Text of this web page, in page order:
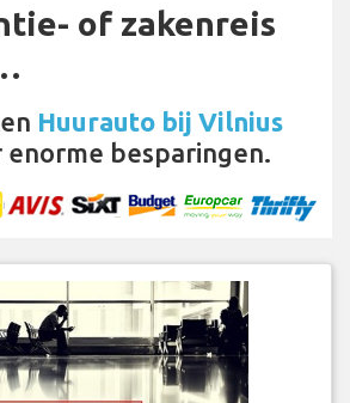
of zakenreis
Huurauto bij Vilnius
enorme besparingen.